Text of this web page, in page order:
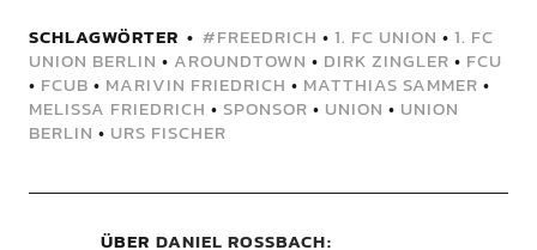
SCHLAGWÖRTER #FREEDRICH • 1. FC UNION • 1. FC
UNION BERLIN • AROUNDTOWN • DIRK ZINGLER • FCU
• FCUB • MARIVIN FRIEDRICH • MATTHIAS SAMMER •
MELISSA FRIEDRICH • SPONSOR • UNION • UNION
BERLIN • URS FISCHER
ÜBER DANIEL ROSSBACH